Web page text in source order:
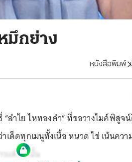
มึกย่าง
หนังสือพิมพ์
ลำไย ไหทองคำ” ที่ขอวางไมค์พิสู
ด็ดทุกเมนูทั้งเนื้อ หนวด ไข่ เน้นคว
แท้เท่านั้น